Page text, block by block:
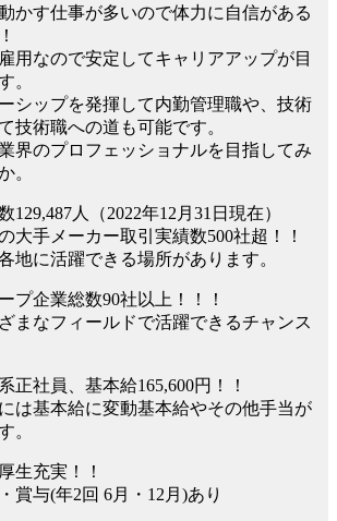
かす仕事が多いので体力に自信がある
用なので安定してキャリアアップが目
。
シップを発揮して内勤管理職や、技術
技術職への道も可能です。
界のプロフェッショナルを目指してみ
。
129,487人（2022年12月31日現在）
大手メーカー取引実績数500社超！！
地に活躍できる場所があります。
プ企業総数90社以上！！！
ざまなフィールドで活躍できるチャンス
正社員、基本給165,600円！！
には基本給に変動基本給やその他手当が
。
生充実！！
賞与(年2回 6月・12月)あり